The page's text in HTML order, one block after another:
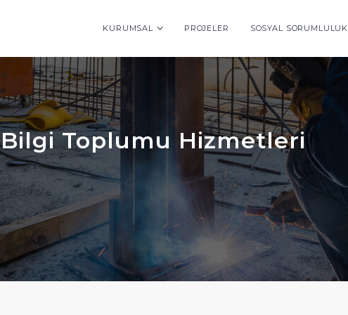
KURUMSAL PROJELER SOSYAL SORUMLULUK
Bilgi Toplumu Hizmetleri